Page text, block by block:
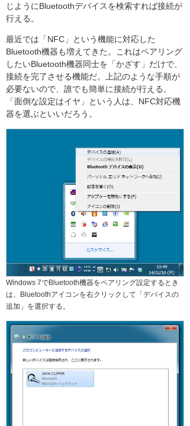
じようにBluetoothデバイスを検索すれば接続が
行える。
最近では「NFC」という機能に対応した
Bluetooth機器も増えてきた。これはペアリング
したいBluetooth機器同士を「かざす」だけで、
接続を完了させる機能だ。上記のような手順が
必要ないので、誰でも簡単に接続が行える。
「面倒な設定はイヤ」という人は、NFC対応機
器を選ぶといいだろう。
Windows 7でBluetooth機器をペアリング設定するとき
は、Bluetoothアイコンを右クリックして「デバイスの
追加」を選択する。